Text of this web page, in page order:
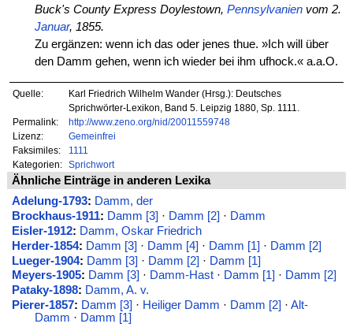
Buck's County Express Doylestown, Pennsylvanienvom 2.
Januar, 1855.
Zu ergänzen: wenn ich das oder jenes thue. »Ich will über
den Damm gehen, wenn ich wieder bei ihm ufhock.« a.a.O.
Quelle:
Karl Friedrich Wilhelm Wander (Hrsg.): Deutsches
Sprichwörter-Lexikon, Band 5. Leipzig 1880, Sp. 1111.
Permalink:
http://www.zeno.org/nid/20011559748
Lizenz:
Gemeinfrei
Faksimiles:
1111
Kategorien:
Sprichwort
Ähnliche Einträge in anderen Lexika
Adelung-1793: Damm, der
Brockhaus-1911: Damm [3] · Damm [2] · Damm
Eisler-1912: Damm, Oskar Friedrich
Herder-1854: Damm [3] · Damm [4] · Damm [1] · Damm [2]
Lueger-1904: Damm [3] · Damm [2] · Damm [1]
Meyers-1905: Damm [3] · Damm-Hast· Damm [1] · Damm [2]
Pataky-1898: Damm, A. v.
Pierer-1857: Damm [3] · Heiliger Damm · Damm [2] · Alt-
Damm · Damm [1]